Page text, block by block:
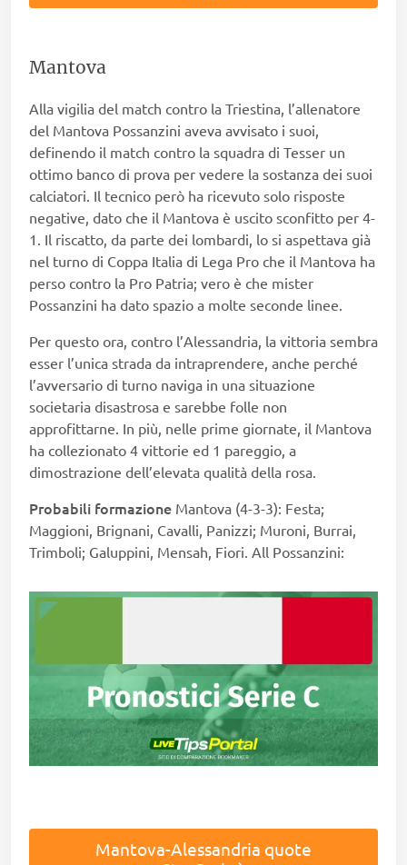
Mantova
Alla vigilia del match contro la Triestina, l’allenatore
del Mantova Possanzini aveva avvisato i suoi,
definendo il match contro la squadra di Tesser un
ottimo banco di prova per vedere la sostanza dei suoi
calciatori. Il tecnico però ha ricevuto solo risposte
negative, dato che il Mantova è uscito sconfitto per 4-
1. Il riscatto, da parte dei lombardi, lo si aspettava già
nel turno di Coppa Italia di Lega Pro che il Mantova ha
perso contro la Pro Patria; vero è che mister
Possanzini ha dato spazio a molte seconde linee.
Per questo ora, contro l’Alessandria, la vittoria sembra
esser l’unica strada da intraprendere, anche perché
l’avversario di turno naviga in una situazione
societaria disastrosa e sarebbe folle non
approfittarne. In più, nelle prime giornate, il Mantova
ha collezionato 4 vittorie ed 1 pareggio, a
dimostrazione dell’elevata qualità della rosa.
Probabili formazione Mantova (4-3-3): Festa;
Maggioni, Brignani, Cavalli, Panizzi; Muroni, Burrai,
Trimboli; Galuppini, Mensah, Fiori. All Possanzini:
Mantova-Alessandria quote